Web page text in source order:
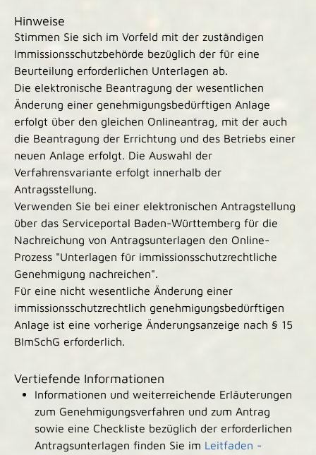
Hinweise
Stimmen Sie sich im Vorfeld mit der zuständigen
Immissionsschutzbehörde bezüglich der für eine
Beurteilung erforderlichen Unterlagen ab.
Die elektronische Beantragung der wesentlichen
Änderung einer genehmigungsbedürftigen Anlage
erfolgt über den gleichen Onlineantrag, mit der auch
die Beantragung der Errichtung und des Betriebs einer
neuen Anlage erfolgt. Die Auswahl der
Verfahrensvariante erfolgt innerhalb der
Antragsstellung.
Verwenden Sie bei einer elektronischen Antragstellung
über das Serviceportal Baden-Württemberg für die
Nachreichung von Antragsunterlagen den Online-
Prozess "Unterlagen für immissionsschutzrechtliche
Genehmigung nachreichen".
Für eine nicht wesentliche Änderung einer
immissionsschutzrechtlich genehmigungsbedürftigen
Anlage ist eine vorherige Änderungsanzeige nach § 15
BImSchG erforderlich.
Vertiefende Informationen
Informationen und weiterreichende Erläuterungen
zum Genehmigungsverfahren und zum Antrag
sowie eine Checkliste bezüglich der erforderlichen
Antragsunterlagen finden Sie im Leitfaden -